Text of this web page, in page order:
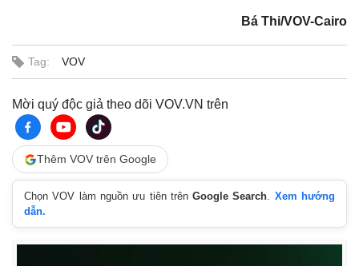
Bá Thi/VOV-Cairo
Tag: VOV
Mời quý độc giả theo dõi VOV.VN trên
Thêm VOV trên Google
Chọn VOV làm nguồn ưu tiên trênGoogle Search. Xem hướng
dẫn.